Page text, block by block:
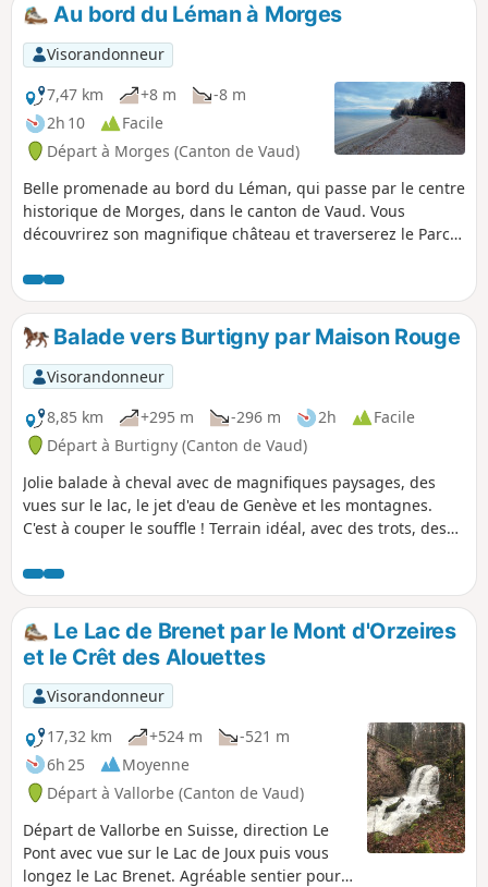
Au bord du Léman à Morges
Visorandonneur
7,47 km
+8 m
-8 m
2h 10
Facile
Départ à Morges (Canton de Vaud)
Belle promenade au bord du Léman, qui passe par le centre
historique de Morges, dans le canton de Vaud. Vous
découvrirez son magnifique château et traverserez le Parc
printemps. Par beau temps vous pourrez aussi admirer les
sommets des alpes françaises.
Balade vers Burtigny par Maison Rouge
Visorandonneur
8,85 km
+295 m -296 m 2h
Facile
Départ à Burtigny (Canton de Vaud)
Jolie balade à cheval avec de magnifiques paysages, des
vues sur le lac, le jet d'eau de Genève et les montagnes.
C'est à couper le souffle ! Terrain idéal, avec des trots, des
Le Lac de Brenet par le Mont d'Orzeires
et le Crêt des Alouettes
Visorandonneur
17,32 km
+524 m
-521 m
6h 25
Moyenne
Départ à Vallorbe (Canton de Vaud)
Départ de Vallorbe en Suisse, direction Le
Pont avec vue sur le Lac de Joux puis vous
longez le Lac Brenet. Agréable sentier pour